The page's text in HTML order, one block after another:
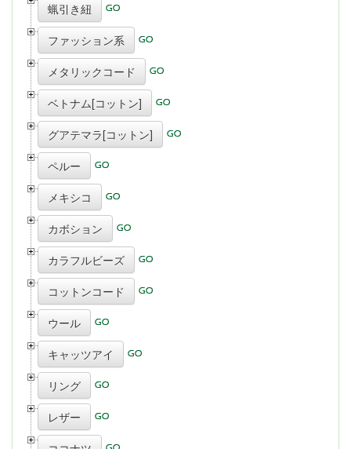
蝋引き紐
ファッション系
メタリックコード
ベトナム[コットン]
グアテマラ[コットン]
ペルー
メキシコ
カボション
カラフルビーズ
コットンコード
ウール
キャッツアイ
リング
レザー